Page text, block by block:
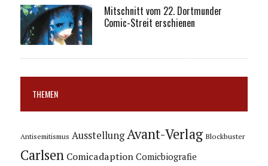
Mitschnitt vom 22. Dortmunder
Comic-Streit erschienen
THEMEN
Antisemitismus Ausstellung Avant-Verlag Blockbuster
Carlsen Comicadaption Comicbiografie